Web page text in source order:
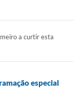
a curtir esta
especial